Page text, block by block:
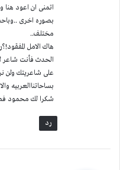
اتمنى ان اعود هنا
بصوره اخرى
مختلف..
هاك الامل
الحدث فأنت شاعر
على شاعريتك ولن
بساحاتناالعربيه
شكرا لك محمود
رد